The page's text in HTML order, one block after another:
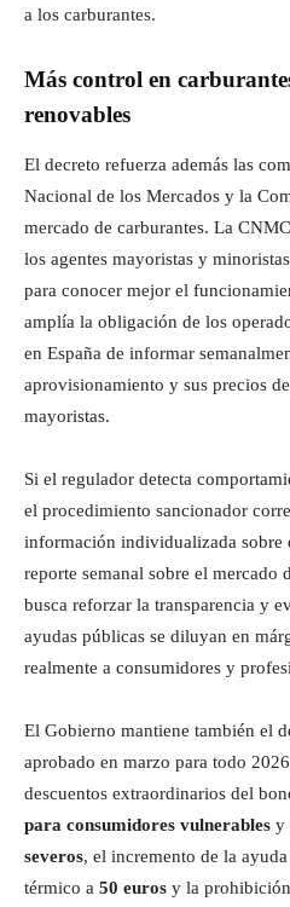
a los carburantes.
Más control en
renovables
El decreto refuerza además las
Nacional de los Mercados y la
mercado de carburantes. La
los agentes mayoristas y
para conocer mejor el
amplía la obligación de los
en España de informar
aprovisionamiento y sus precios
mayoristas.
Si el regulador detecta
el procedimiento sancionador
información individualizada sobre
reporte semanal sobre el mercado
busca reforzar la transparencia y
ayudas públicas se diluyan en
realmente a consumidores y
El Gobierno mantiene también el
aprobado en marzo para todo
descuentos extraordinarios del
para consumidores vulnerables y
severos, el incremento de la
térmico a 50 euros y la